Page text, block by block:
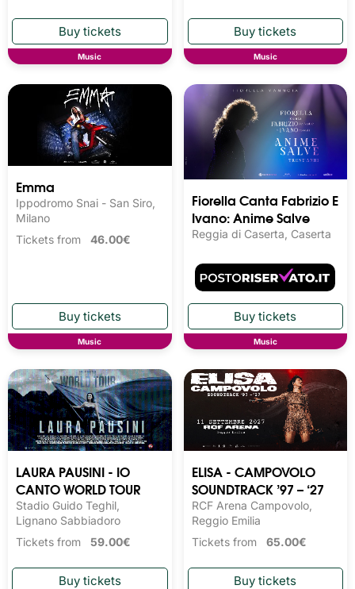
Music Music
Emma
Ippodromo Snai - San Siro,
Milano
Tickets from 46.00€
Music
Fiorella Canta Fabrizio E
Ivano: Anime Salve
Reggia di Caserta, Caserta
Music
LAURA PAUSINI - IO
CANTO WORLD TOUR
Stadio Guido Teghil,
Lignano Sabbiadoro
Tickets from 59.00€
ELISA - CAMPOVOLO
SOUNDTRACK ’97 – ‘27
RCF Arena Campovolo,
Reggio Emilia
Tickets from 65.00€